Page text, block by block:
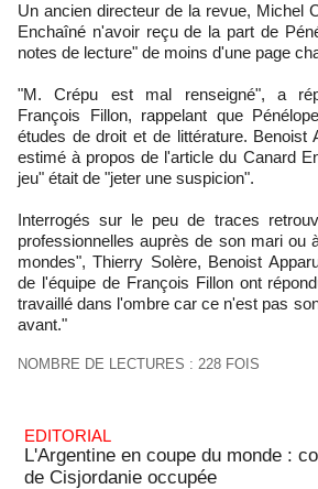
Un ancien directeur de la revue, Michel
Enchaîné n'avoir reçu de la part de
notes de lecture" de moins d'une page
"M. Crépu est mal renseigné", a
François Fillon, rappelant que
études de droit et de littérature. Benoist
estimé à propos de l'article du Canard
jeu" était de "jeter une suspicion".
Interrogés sur le peu de traces
professionnelles auprès de son mari ou
mondes", Thierry Solère, Benoist
de l'équipe de François Fillon ont
travaillé dans l'ombre car ce n'est pas
avant."
NOMBRE DE LECTURES : 228 FOIS
EDITORIAL
L'Argentine en coupe du monde :
de Cisjordanie occupée